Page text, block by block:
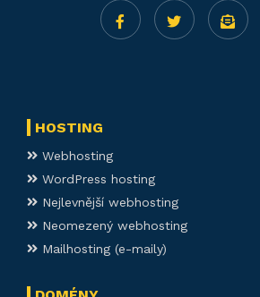
HOSTING
Webhosting
WordPress hosting
Nejlevnější webhosting
Neomezený webhosting
Mailhosting (e-maily)